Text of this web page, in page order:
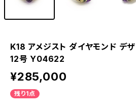
K18 アメジスト ダイヤモンド デ
12号 Y04622
¥285,000
残り1点